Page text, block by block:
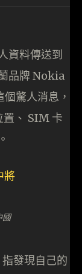
資料傳送到
品牌 Nokia
驚人消息，
、 SIM 卡
國
發現自己的